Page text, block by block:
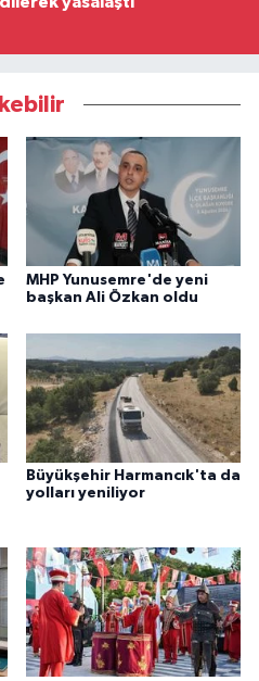
MHP Yunusemre'de yeni
başkan Ali Özkan oldu
Büyükşehir Harmancık'ta da
yolları yeniliyor